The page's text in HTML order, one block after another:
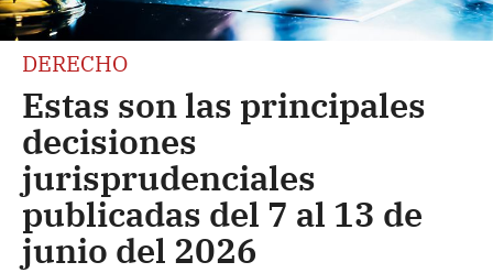
DERECHO
Estas son las principales
decisiones
jurisprudenciales
publicadas del 7 al 13 de
junio del 2026